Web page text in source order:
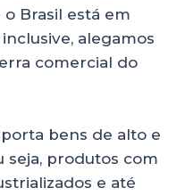
Brasil está em
alegamos
comercial do
bens de alto e
seja, produtos com
e até